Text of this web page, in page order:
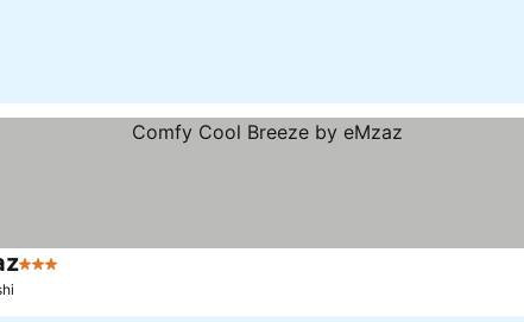
3 Estrellas